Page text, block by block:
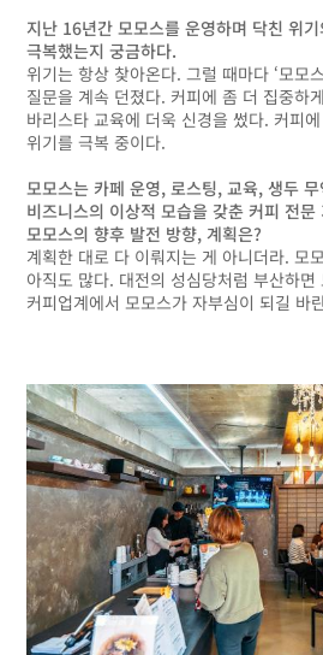
지난 16년간 모모스를 운영하며 닥친 위
극복했는지 궁금하다.
위기는 항상 찾아온다. 그럴 때마다 ‘모모
질문을 계속 던졌다. 커피에 좀 더 집중하
바리스타 교육에 더욱 신경을 썼다. 커피
위기를 극복 중이다.
모모스는 카페 운영, 로스팅, 교육, 생두
비즈니스의 이상적 모습을 갖춘 커피 전문
모모스의 향후 발전 방향, 계획은?
계획한 대로 다 이뤄지는 게 아니더라. 모
아직도 많다. 대전의 성심당처럼 부산하면
커피업계에서 모모스가 자부심이 되길 바